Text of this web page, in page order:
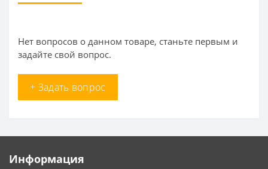
Нет вопросов о данном товаре, станьте первым и
задайте свой вопрос.
+ Задать вопрос
Информация